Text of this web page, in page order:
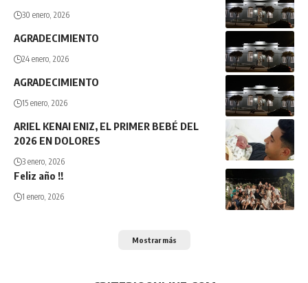
30 enero, 2026
AGRADECIMIENTO
24 enero, 2026
AGRADECIMIENTO
15 enero, 2026
ARIEL KENAI ENIZ, EL PRIMER BEBÉ DEL
2026 EN DOLORES
3 enero, 2026
Feliz año !!
1 enero, 2026
Mostrar más